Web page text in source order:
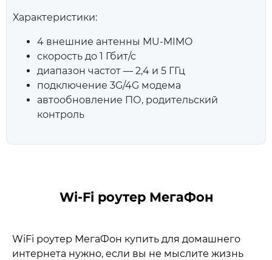
Характеристики:
4 внешние антенны MU‑MIMO
скорость до 1 Гбит/с
диапазон частот — 2,4 и 5 ГГц
подключение 3G/4G модема
автообновление ПО, родительский
контроль
Wi-Fi роутер МегаФон
WiFi роутер МегаФон купить для домашнего
интернета нужно, если вы не мыслите жизнь